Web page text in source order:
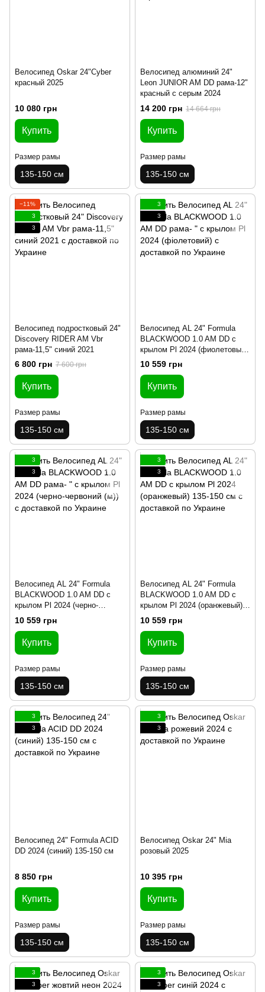
Велосипед Oskar 24"Cyber
красный 2025
10 080 грн
Купить
Размер рамы
135-150 см
Велосипед алюминий 24"
Leon JUNIOR AM DD рама-12"
красный с серым 2024
14 200 грн 14 664 грн
Купить
Размер рамы
135-150 см
−11%
3
3
Велосипед подростковый 24"
Discovery RIDER AM Vbr
рама-11,5" синий 2021
6 800 грн 7 600 грн
Купить
Размер рамы
135-150 см
3
3
Велосипед AL 24" Formula
BLACKWOOD 1.0 AM DD с
крылом Pl 2024 (фиолетовый)
135-150 см
10 559 грн
Купить
Размер рамы
135-150 см
3
3
Велосипед AL 24" Formula
BLACKWOOD 1.0 AM DD с
крылом Pl 2024 (черно-
красный(м)) 135-150 см
10 559 грн
Купить
Размер рамы
135-150 см
3
3
Велосипед AL 24" Formula
BLACKWOOD 1.0 AM DD с
крылом Pl 2024 (оранжевый)
135-150 см
10 559 грн
Купить
Размер рамы
135-150 см
3
3
Велосипед 24" Formula ACID
DD 2024 (синий) 135-150 см
8 850 грн
Купить
Размер рамы
135-150 см
3
3
Велосипед Oskar 24" Mia
розовый 2025
10 395 грн
Купить
Размер рамы
135-150 см
3
3
3
3